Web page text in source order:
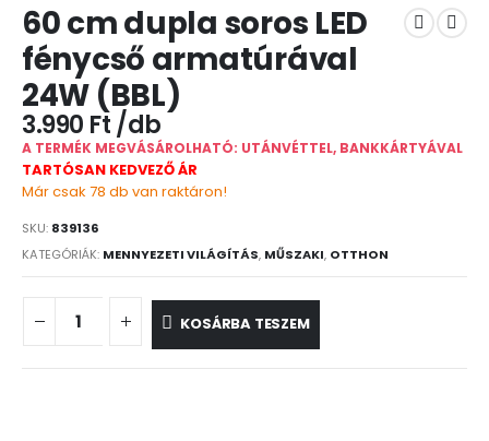
60 cm dupla soros LED
fénycső armatúrával
24W (BBL)
3.990 Ft
A TERMÉK MEGVÁSÁROLHATÓ: UTÁNVÉTTEL, BANKKÁRTYÁVAL
TARTÓSAN KEDVEZŐ ÁR
Már csak 78 db van raktáron!
SKU: 839136
KATEGÓRIÁK: MENNYEZETI VILÁGÍTÁS, MŰSZAKI, OTTHON
KOSÁRBA TESZEM